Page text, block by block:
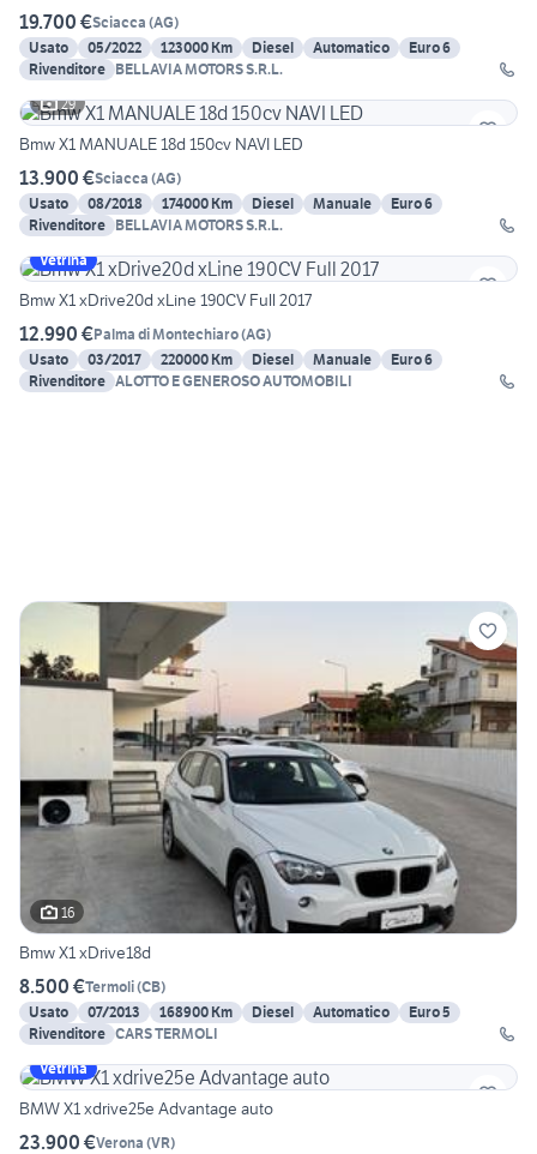
19.700 €Sciacca (AG)
Usato
05/2022 123000 Km Diesel Automatico
Euro 6
Rivenditore BELLAVIA MOTORS S.R.L.
29
Bmw X1 MANUALE 18d 150cv NAVI LED
13.900 €Sciacca (AG)
Usato
08/2018 174000 Km Diesel Manuale
Euro 6
Rivenditore BELLAVIA MOTORS S.R.L.
Vetrina
Bmw X1 xDrive20d xLine 190CV Full 2017
12.990 €Palma di Montechiaro(AG)
Usato
03/2017 220000 Km Diesel Manuale
Euro 6
Rivenditore ALOTTO E GENEROSO AUTOMOBILI
16
Bmw X1 xDrive18d
8.500 €Termoli(CB)
Usato
07/2013 168900 Km Diesel Automatico
Euro 5
Rivenditore CARS TERMOLI
Vetrina
BMW X1 xdrive25e Advantage auto
23.900 €Verona (VR)